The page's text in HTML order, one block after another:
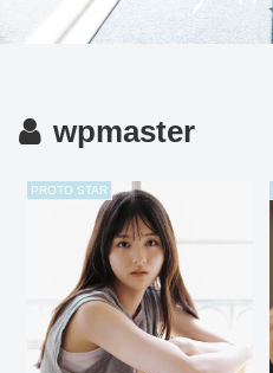
wpmaster
PROTO STAR